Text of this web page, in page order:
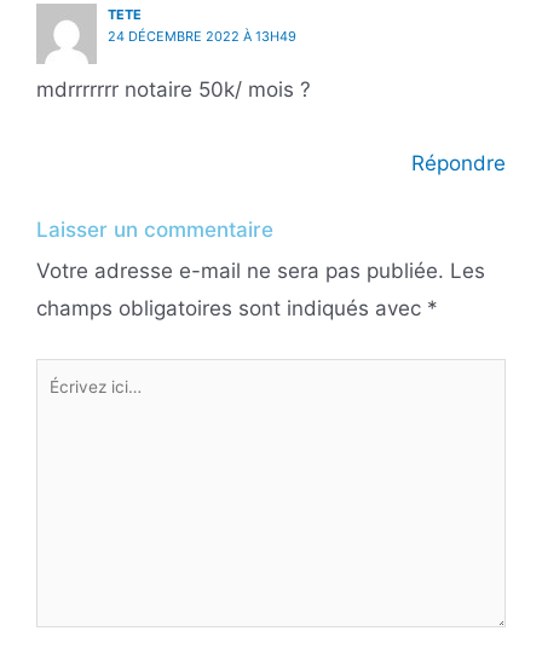
TETE
24 DÉCEMBRE 2022 À 13H49
mdrrrrrrr notaire 50k/ mois ?
Répondre
Laisser un commentaire
Votre adresse e-mail ne sera pas publiée. Les
champs obligatoires sont indiqués avec *
Écrivez